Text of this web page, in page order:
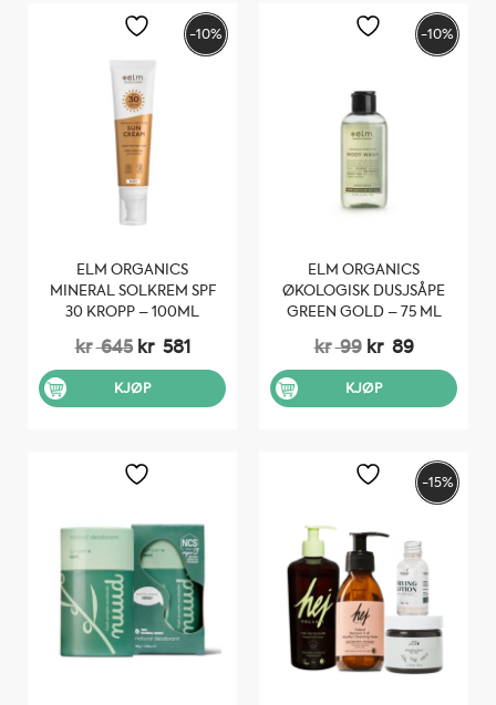
-10%
ELM ORGANICS
MINERAL SOLKREM SPF
30 KROPP – 100ML
kr645 Opprinnelig
pris
var:
kr 645.
kr 581Nåværende
pris
kr 581.
KJØP
-10%
ELM ORGANICS
ØKOLOGISK DUSJSÅPE
GREEN GOLD – 75 ML
kr99 Opprinnelig
pris
var:
kr 99.
kr 89
pris
kr 89.
KJØP
-15%